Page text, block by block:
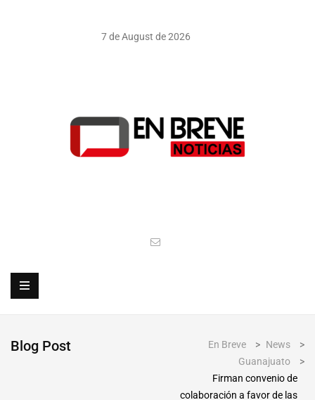
7 de August de 2026
Blog Post En Breve > News
>
Guanajuato
>
Firman convenio de
colaboración a favor de las